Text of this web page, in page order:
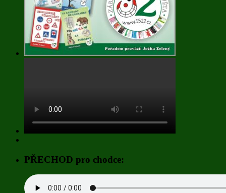
PŘECHOD pro chodce: